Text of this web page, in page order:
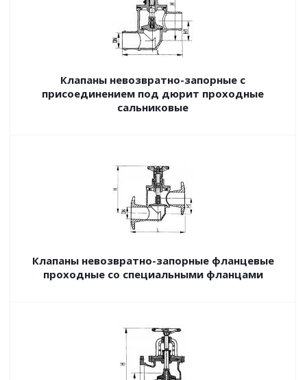
Клапаны невозвратно-запорные с
присоединением под дюрит проходные
сальниковые
Клапаны невозвратно-запорные фланцевые
проходные со специальными фланцами